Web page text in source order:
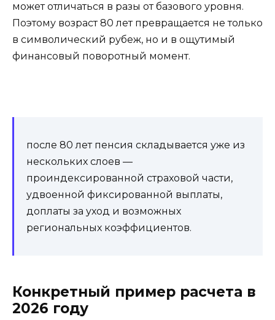
может отличаться в разы от базового уровня.
Поэтому возраст 80 лет превращается не только
в символический рубеж, но и в ощутимый
финансовый поворотный момент.
после 80 лет пенсия складывается уже из
нескольких слоев —
проиндексированной страховой части,
удвоенной фиксированной выплаты,
доплаты за уход и возможных
региональных коэффициентов.
Конкретный пример расчета в
2026 году